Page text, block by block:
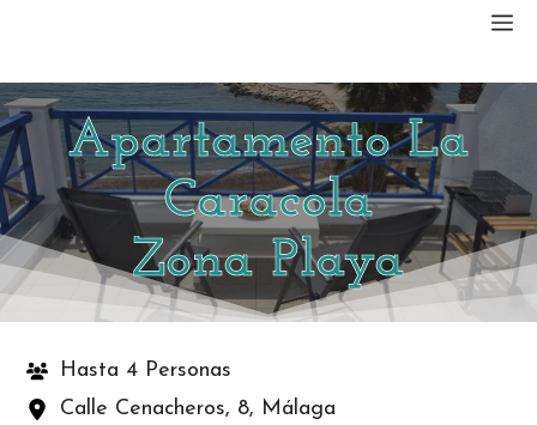
contenido
Apartamento La
Caracola
Zona Playa
Hasta 4 Personas
Calle Cenacheros, 8, Málaga